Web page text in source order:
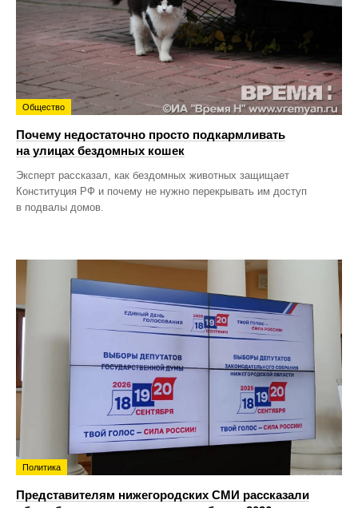
Общество
Почему недостаточно просто подкармливать
на улицах бездомных кошек
Эксперт рассказал, как бездомных животных защищает
Конституция РФ и почему не нужно перекрывать им доступ
в подвалы домов.
Политика
Представителям нижегородских СМИ рассказали